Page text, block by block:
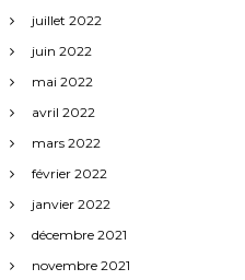
juillet 2022
juin 2022
mai 2022
avril 2022
mars 2022
février 2022
janvier 2022
décembre 2021
novembre 2021